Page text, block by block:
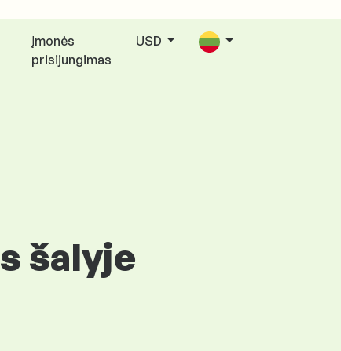
Įmonės
prisijungimas
USD
šalyje